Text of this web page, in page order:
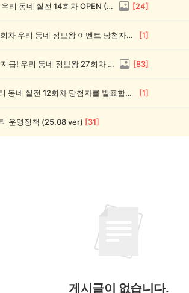
전원 1,000캐시! 🥳 우리 동네 썰전 14회차 OPEN (~8/17) [24]
💰[당첨자 발표] 26회차 우리 동네 정보왕 이벤트 당첨자를 발표합니다! [1]
💸 전원 2,000캐시 지급! 우리 동네 정보왕 27회차 (~8/10) [83]
💰[당첨자 발표] 우리 동네 썰전 12회차 당첨자를 발표합니다! [1]
운영정책 (25.08 ver) [31]
게시글이 없습니다.